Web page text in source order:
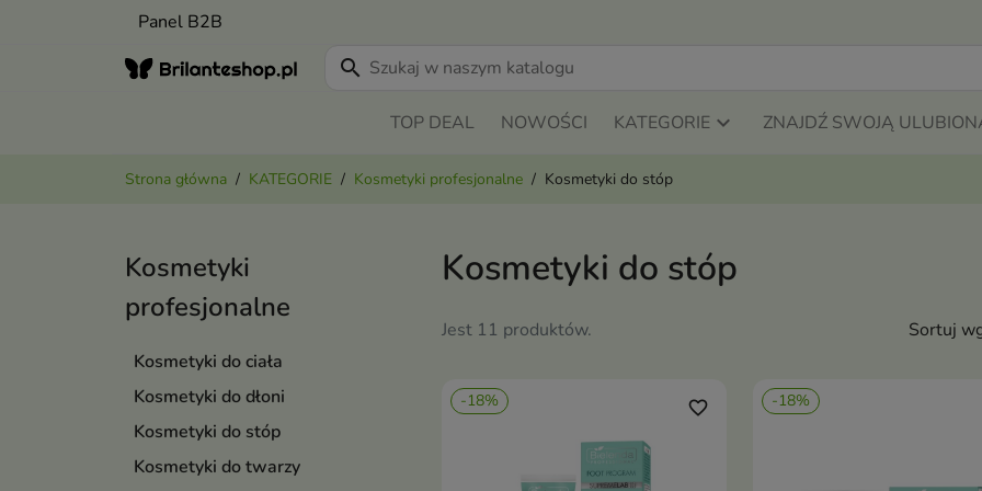
Panel B2B
search
TOP DEAL NOWOŚCI KATEGORIE ZNAJDŹ SWOJĄ
Strona główna KATEGORIE Kosmetyki profesjonalne Kosmetyki do stóp
Kosmetyki
profesjonalne
Kosmetyki do ciała
Kosmetyki do dłoni
Kosmetyki do stóp
Kosmetyki do twarzy
Kosmetyki do stóp
Jest 11 produktów. Sortuj
-18% favorite_border -18%